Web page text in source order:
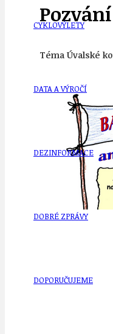
CYKLOVÝLETY
DATA A VÝROČÍ
DEZINFORMACE
DOBRÉ ZPRÁVY
DOPORUČUJEME
Téma Úvalské